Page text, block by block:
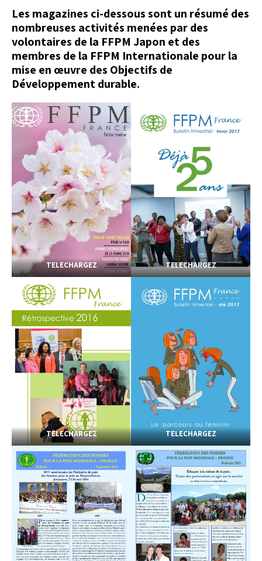
Les magazines ci-dessous sont un résumé des
nombreuses activités menées par des
volontaires de la FFPM Japon et des
membres de la FFPM Internationale pour la
mise en œuvre des Objectifs de
Développement durable.
TELECHARGEZ TELECHARGEZ
TELECHARGEZ TELECHARGEZ